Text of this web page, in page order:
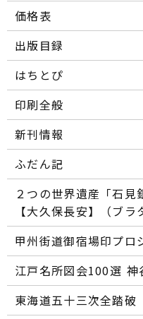
価格表
出版目録
はちとぴ
印刷全般
新刊情報
ふだん記
２つの世界遺産「石
【大久保長安】（ブラ
甲州街道御宿場印プロ
江戸名所図会100選――
東海道五十三次全踏破